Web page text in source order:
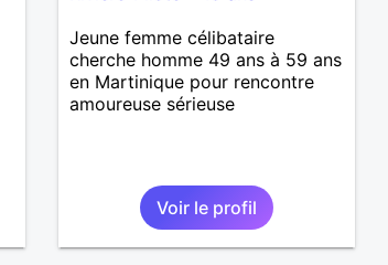
Jeune femme célibataire
cherche homme 49 ans à 59 ans
en Martinique pour rencontre
amoureuse sérieuse
Voir le profil